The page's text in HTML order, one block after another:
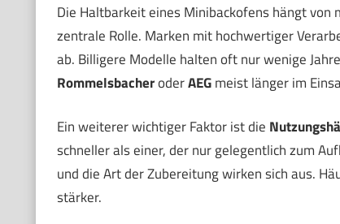
Die Haltbarkeit eines Minibackofens hängt von
zentrale Rolle. Marken mit hochwertiger
ab. Billigere Modelle halten oft nur wenige
RommelsbacheroderAEGmeist länger im
Ein weiterer wichtiger Faktor ist die
schneller als einer, der nur gelegentlich zum
und die Art der Zubereitung wirken sich aus.
stärker.